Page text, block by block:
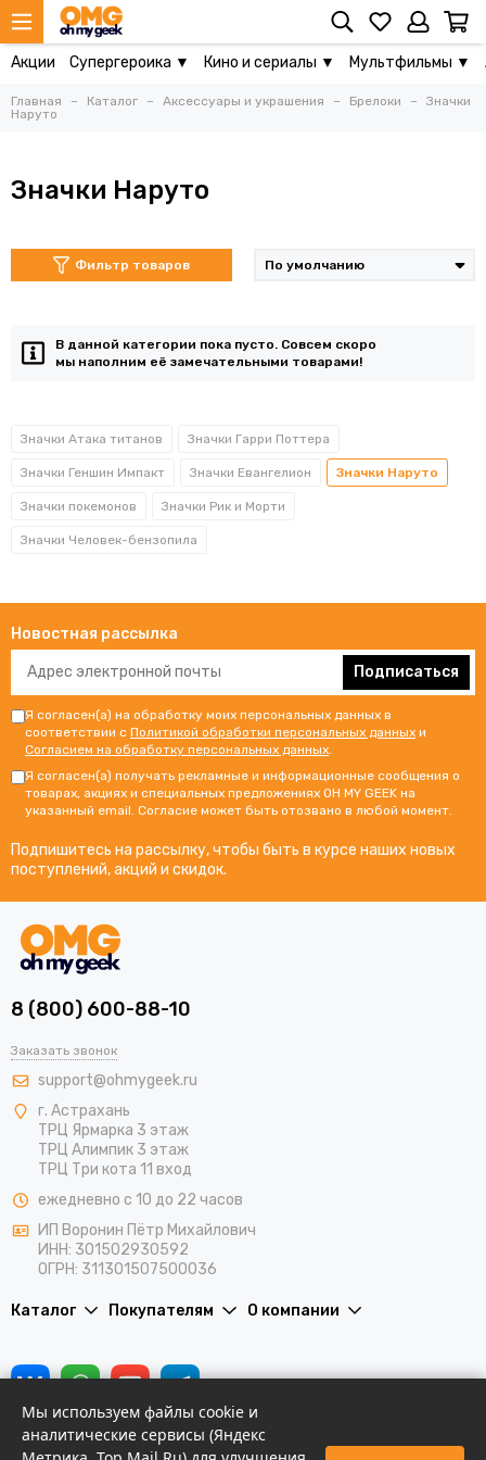
Акции Супергероика ▼ Кино и сериалы ▼ Мультфильмы ▼
Главная Каталог Аксессуары и украшения Брелоки
Значки
Наруто
Значки Наруто
Фильтр товаров
В данной категории пока пусто. Совсем скоро
мы наполним её замечательными товарами!
Значки Атака титанов Значки Гарри Поттера
Значки Геншин Импакт Значки Евангелион Значки Наруто
Значки покемонов Значки Рик и Морти
Значки Человек-бензопила
Новостная рассылка
Подписаться
Я согласен(а) на обработку моих персональных данных в
соответствии с Политикой обработки персональных данных и
Согласием на обработку персональных данных.
Я согласен(а) получать рекламные и информационные сообщения о
товарах, акциях и специальных предложениях OH MY GEEK на
указанный email. Согласие может быть отозвано в любой момент.
Подпишитесь на рассылку, чтобы быть в курсе наших новых
поступлений, акций и скидок.
8 (800) 600-88-10
Заказать звонок
support@ohmygeek.ru
г. Астрахань
ТРЦ Ярмарка 3 этаж
ТРЦ Алимпик 3 этаж
ТРЦ Три кота 11 вход
ежедневно с 10 до 22 часов
ИП Воронин Пётр Михайлович
ИНН: 301502930592
ОГРН: 311301507500036
Каталог Покупателям О компании
Мы используем файлы cookie и
аналитические сервисы (Яндекс